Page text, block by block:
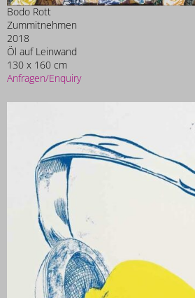
Bodo Rott
Zummitnehmen
2018
Öl auf Leinwand
130 x 160 cm
Anfragen/Enquiry